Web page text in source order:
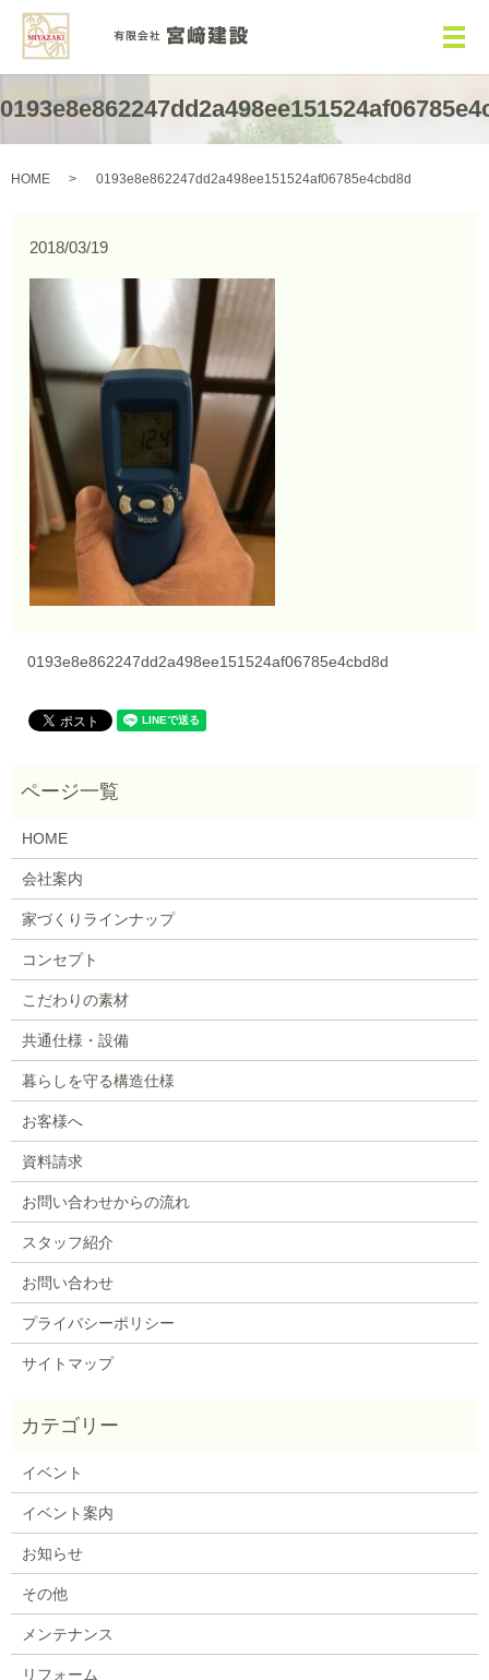
メ
HOME 0193e8e862247dd2a498ee151524af06785e4cbd8d
2018/03/19
0193e8e862247dd2a498ee151524af06785e4cbd8d
HOME
会社案内
家づくりラインナップ
コンセプト
こだわりの素材
共通仕様・設備
暮らしを守る構造仕様
お客様へ
資料請求
お問い合わせからの流れ
スタッフ紹介
お問い合わせ
プライバシーポリシー
サイトマップ
イベント
イベント案内
お知らせ
その他
メンテナンス
リフォーム